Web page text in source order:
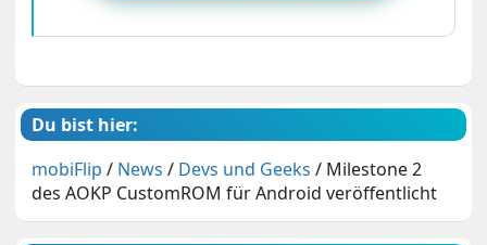
Du bist hier:
mobiFlip / News / Devs und Geeks / Milestone 2
des AOKP CustomROM für Android veröffentlicht